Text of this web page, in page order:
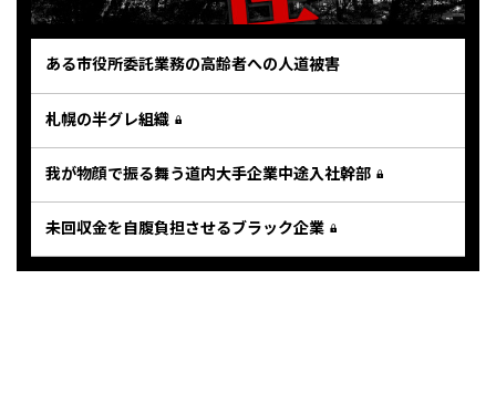
ある市役所委託業務の高齢者への人道被害
札幌の半グレ組織
我が物顔で振る舞う道内大手企業中途入社幹部
未回収金を自腹負担させるブラック企業